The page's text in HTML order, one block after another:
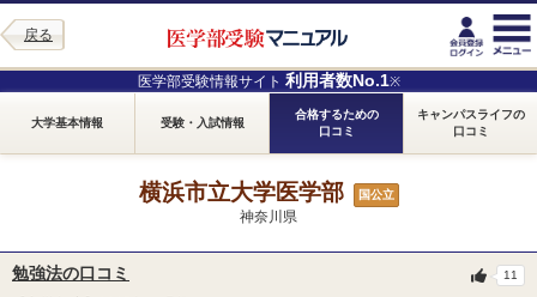
戻る
医学部受験情報サイト 利用者数No.1※
大学基本情報 受験・入試情報
合格するための
口コミ
キャンパスライフの
口コミ
横浜市立大学医学部 国公立
神奈川県
勉強法の口コミ 11